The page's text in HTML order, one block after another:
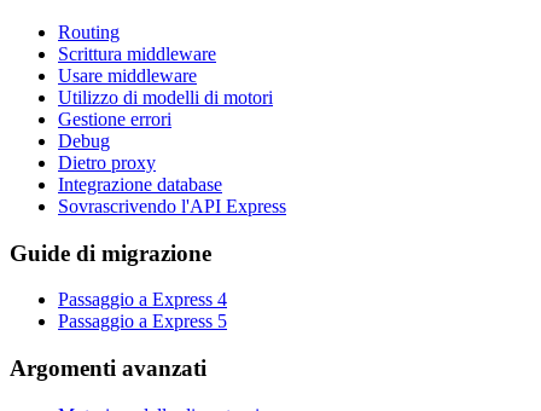
Routing
Scrittura middleware
Usare middleware
Utilizzo di modelli di motori
Gestione errori
Debug
Dietro proxy
Integrazione database
Sovrascrivendo l'API Express
Guide di migrazione
Passaggio a Express 4
Passaggio a Express 5
Argomenti avanzati